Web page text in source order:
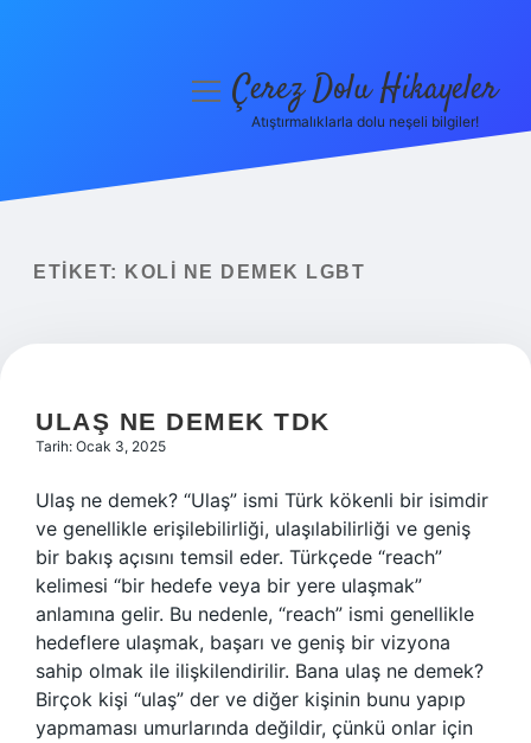
Yasal Uyarı
menüyüÇerez Dolu Hikayeler
Atıştırmalıklarla dolu neşeli bilgiler!
ETIKET: KOLI NE DEMEK LGBT
ULAŞ NE DEMEK TDK
Tarih: Ocak 3, 2025
Ulaş ne demek? “Ulaş” ismi Türk kökenli bir isimdir
ve genellikle erişilebilirliği, ulaşılabilirliği ve geniş
bir bakış açısını temsil eder. Türkçede “reach”
kelimesi “bir hedefe veya bir yere ulaşmak”
anlamına gelir. Bu nedenle, “reach” ismi genellikle
hedeflere ulaşmak, başarı ve geniş bir vizyona
sahip olmak ile ilişkilendirilir. Bana ulaş ne demek?
Birçok kişi “ulaş” der ve diğer kişinin bunu yapıp
yapmaması umurlarında değildir, çünkü onlar için